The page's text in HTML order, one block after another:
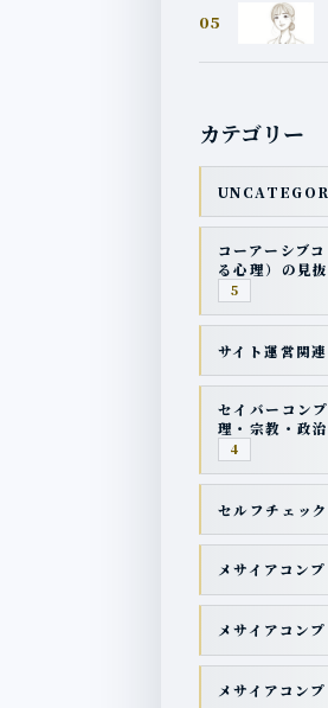
05
カテゴリー
コーアーシブ
る心理）の見
5
サイト運営関連
セイバーコン
理・宗教・政
4
セルフチェッ
メサイアコン
メサイアコン
メサイアコン